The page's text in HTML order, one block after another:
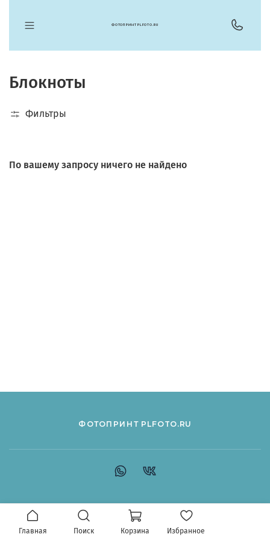
ФОТОПРИНТ PLFOTO.RU
Блокноты
Фильтры
По вашему запросу ничего не найдено
ФОТОПРИНТ PLFOTO.RU
Главная Поиск Корзина Избранное